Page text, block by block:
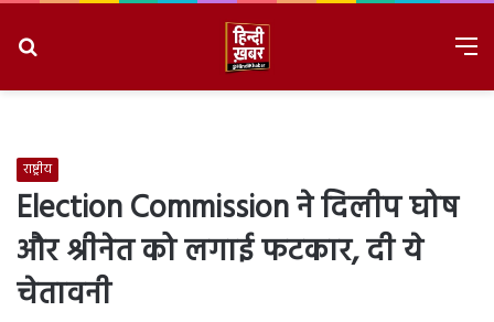
राष्ट्रीय
Election Commission ने दिलीप घोष
और श्रीनेत को लगाई फटकार, दी ये
चेतावनी